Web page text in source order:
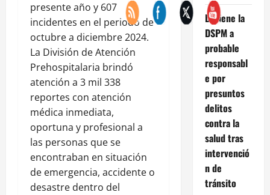
presente año y 607
incidentes en el periodo de
octubre a diciembre 2024.
La División de Atención
Prehospitalaria brindó
atención a 3 mil 338
reportes con atención
médica inmediata,
oportuna y profesional a
las personas que se
encontraban en situación
de emergencia, accidente o
desastre dentro del
Detiene la
DSPM a
probable
responsabl
e por
presuntos
delitos
contra la
salud tras
intervenció
n de
tránsito